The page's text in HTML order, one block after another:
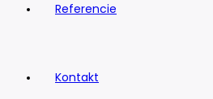
Referencie
Kontakt